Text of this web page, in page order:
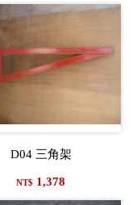
D04 三角架
NT$ 1,378